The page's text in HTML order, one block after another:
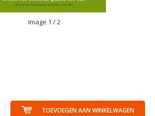
Image 1 / 2
TOEVOEGEN AAN WINKELWAGEN